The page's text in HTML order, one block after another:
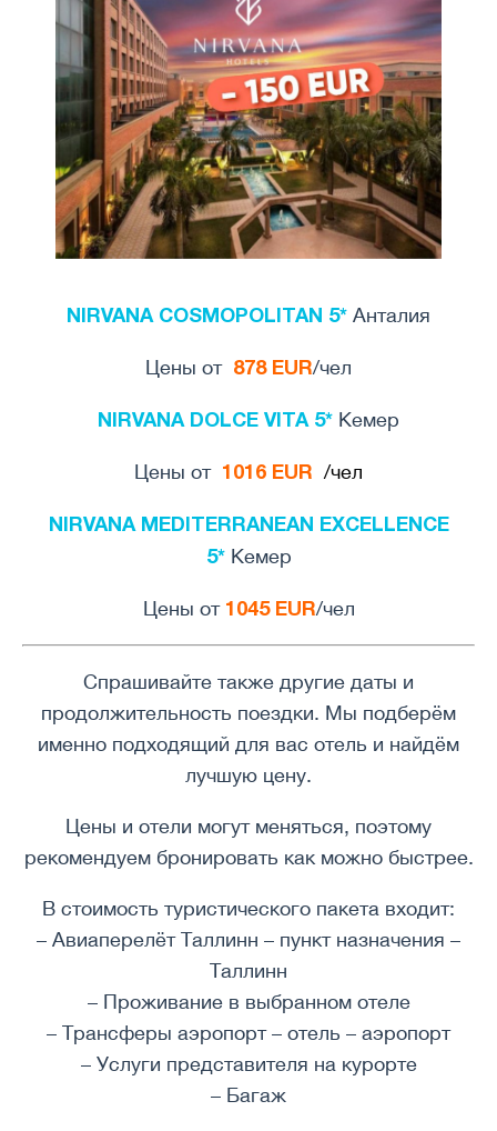
NIRVANA COSMOPOLITAN 5* Анталия
Цены от 878 EUR/чел
NIRVANA DOLCE VITA 5* Кемер
Цены от 1016 EUR /чел
NIRVANA MEDITERRANEAN EXCELLENCE
5*Кемер
Цены от 1045 EUR/чел
Спрашивайте также другие даты и
продолжительность поездки. Мы подберём
именно подходящий для вас отель и найдём
лучшую цену.
Цены и отели могут меняться, поэтому
рекомендуем бронировать как можно быстрее.
В стоимость туристического пакета входит:
– Авиаперелёт Таллинн – пункт назначения –
Таллинн
– Проживание в выбранном отеле
– Трансферы аэропорт – отель – аэропорт
– Услуги представителя на курорте
– Багаж